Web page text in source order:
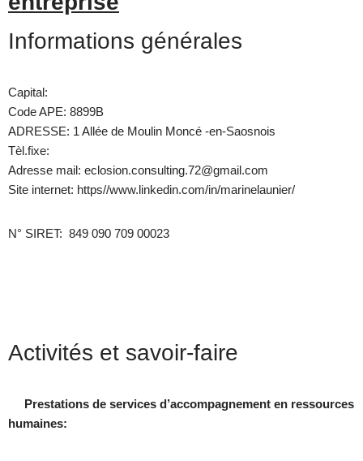
Informations générales
Capital:
Code APE: 8899B
ADRESSE: 1 Allée de Moulin Moncé -en-Saosnois
Tèl.fixe:
Adresse mail: eclosion.consulting.72@gmail.com
Site internet: https//www.linkedin.com/in/marinelaunier/
N° SIRET: 849 090 709 00023
Activités et savoir-faire
Prestations de services d’accompagnement en ressources
humaines: